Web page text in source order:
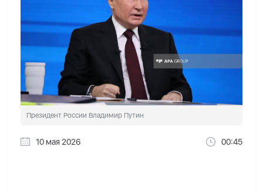
Президент России Владимир Путин
10 мая 2026 00:45